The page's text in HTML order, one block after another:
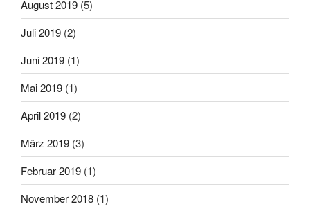
August 2019 (5)
Juli 2019 (2)
Juni 2019 (1)
Mai 2019 (1)
April 2019 (2)
März 2019 (3)
Februar 2019 (1)
November 2018 (1)